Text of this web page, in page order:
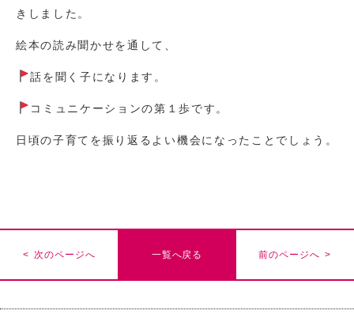
きしました。
絵本の読み聞かせを通して、
話を聞く子になります。
コミュニケーションの第１歩です。
日頃の子育てを振り返るよい機会になったことでしょう。
< 次のページへ 一覧へ戻る 前のページへ >